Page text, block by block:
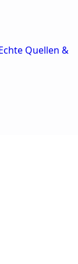
Quellen &